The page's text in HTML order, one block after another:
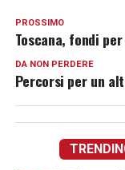
PROSSIMO
Toscana, fondi
DA NON PERDERE
Percorsi per un